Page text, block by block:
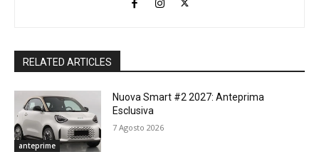
RELATED ARTICLES
anteprime
Nuova Smart #2 2027: Anteprima
Esclusiva
7 Agosto 2026